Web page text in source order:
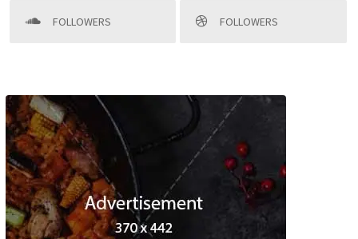
FOLLOWERS FOLLOWERS